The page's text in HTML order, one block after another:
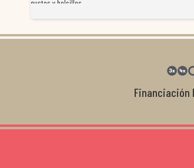
gustos y bolsillos
Financiación